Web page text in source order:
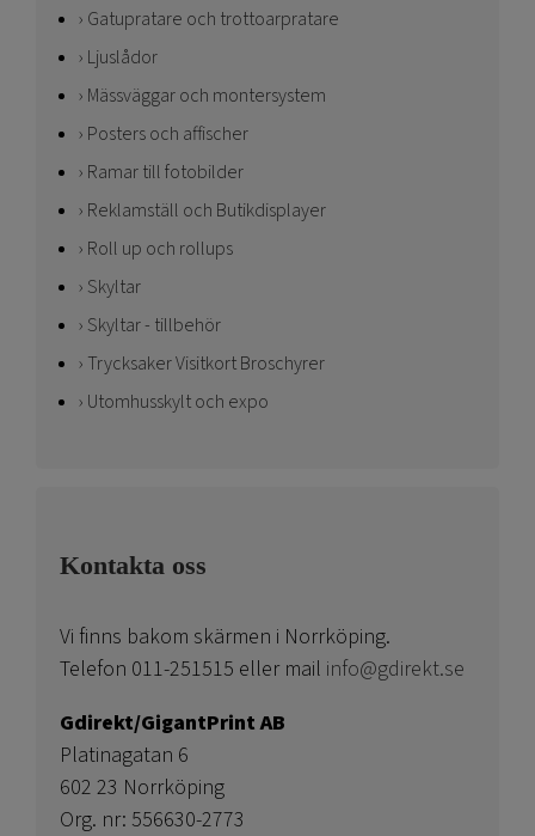
Gatupratare och trottoarpratare
Ljuslådor
Mässväggar och montersystem
Posters och affischer
Ramar till fotobilder
Reklamställ och Butikdisplayer
Roll up och rollups
Skyltar
Skyltar - tillbehör
Trycksaker Visitkort Broschyrer
Utomhusskylt och expo
Kontakta oss
Vi finns bakom skärmen i Norrköping.
Telefon 011-251515 eller mail info@gdirekt.se
Gdirekt/GigantPrint AB
Platinagatan 6
602 23 Norrköping
Org. nr: 556630-2773